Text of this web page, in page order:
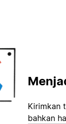
Kirimkan
bahkan